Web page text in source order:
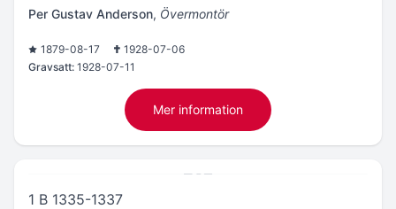
Per Gustav Anderson, Övermontör
1879-08-17
1928-07-06
Gravsatt: 1928-07-11
Mer information
1 B 1335-1337